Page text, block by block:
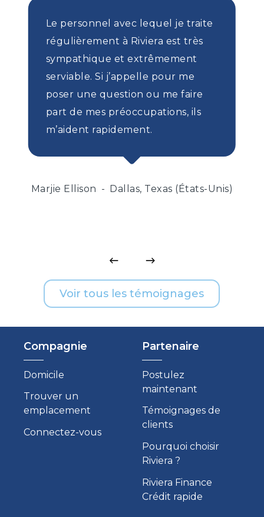
Le personnel avec lequel je traite
régulièrement à Riviera est très
sympathique et extrêmement
serviable. Si j’appelle pour me
poser une question ou me faire
part de mes préoccupations, ils
m’aident rapidement.
Marjie Ellison Dallas, Texas (États-Unis)
Voir tous les témoignages
Compagnie
Domicile
Trouver un
emplacement
Connectez-vous
Partenaire
Postulez
maintenant
Témoignages de
clients
Pourquoi choisir
Riviera ?
Riviera Finance
Crédit rapide